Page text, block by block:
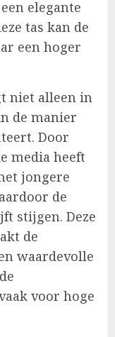
elegante
tas kan de
een hoger
niet alleen in
de manier
Door
media heeft
jongere
de
stijgen. Deze
de
waardevolle
voor hoge